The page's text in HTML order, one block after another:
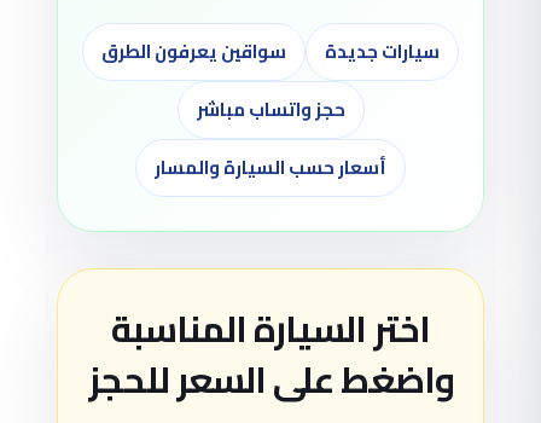
سيارات جديدة
سواقين يعرفون الطرق
حجز واتساب مباشر
أسعار حسب السيارة والمسار
اختر السيارة المناسبة
واضغط على السعر للحجز